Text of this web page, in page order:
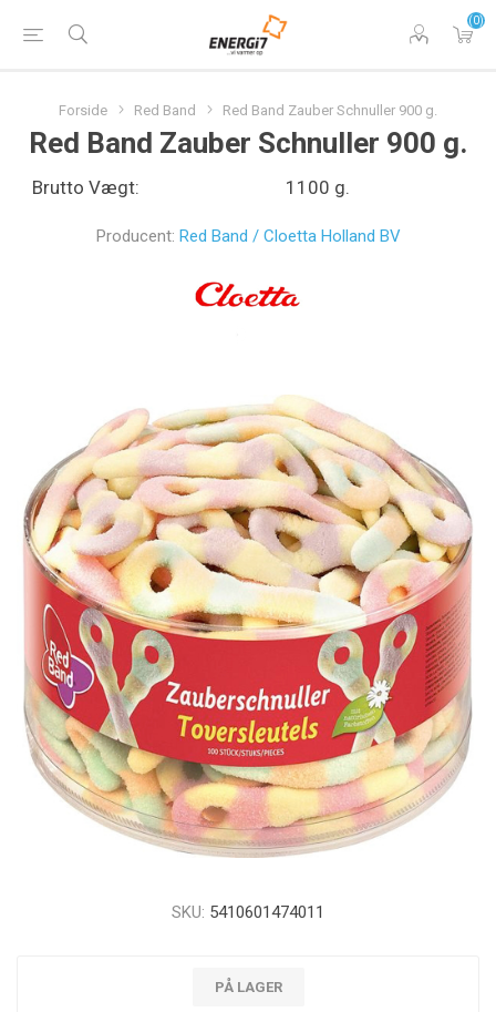
(0)
Forside Red Band Red Band Zauber Schnuller 900 g.
Red Band Zauber Schnuller 900 g.
Brutto Vægt: 1100 g.
Producent: Red Band / Cloetta Holland BV
SKU: 5410601474011
PÅ LAGER